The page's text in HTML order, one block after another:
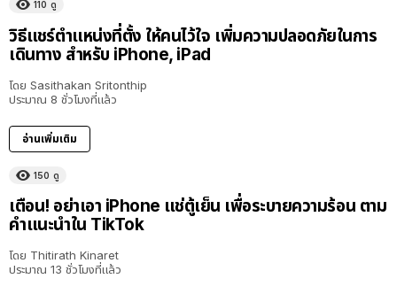
110 ดู
วิธีแชร์ตำแหน่งที่ตั้ง ให้คนไว้ใจ เพิ่มความปลอดภัยในการ
เดินทาง สำหรับ iPhone, iPad
โดย Sasithakan Sritonthip
ประมาณ 8 ชั่วโมงที่แล้ว
อ่านเพิ่มเติม
150 ดู
เตือน! อย่าเอา iPhone แช่ตู้เย็น เพื่อระบายความร้อน ตาม
คำแนะนำใน TikTok
โดย Thitirath Kinaret
ประมาณ 13 ชั่วโมงที่แล้ว